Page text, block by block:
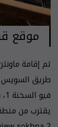
موقع
طريق السويس
يقترب من